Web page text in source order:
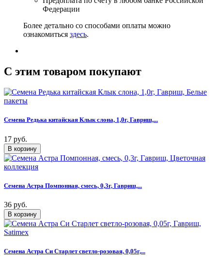
Федерации
Более детально со способами оплаты можно
ознакомиться здесь.
C этим товаром покупают
Семена Редька китайская Клык слона, 1,0г, Гавриш,...
17 руб.
Семена Астра Помпонная, смесь, 0,3г, Гавриш,...
36 руб.
Семена Астра Си Старлет светло-розовая, 0,05г,...